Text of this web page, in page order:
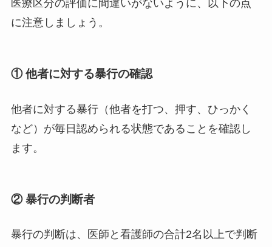
医療区分の評価に間違いがないように、以下の点
に注意しましょう。
① 他者に対する暴行の確認
他者に対する暴行（他者を打つ、押す、ひっかく
など）が毎日認められる状態であることを確認し
ます。
② 暴行の判断者
暴行の判断は、医師と看護師の合計2名以上で判断